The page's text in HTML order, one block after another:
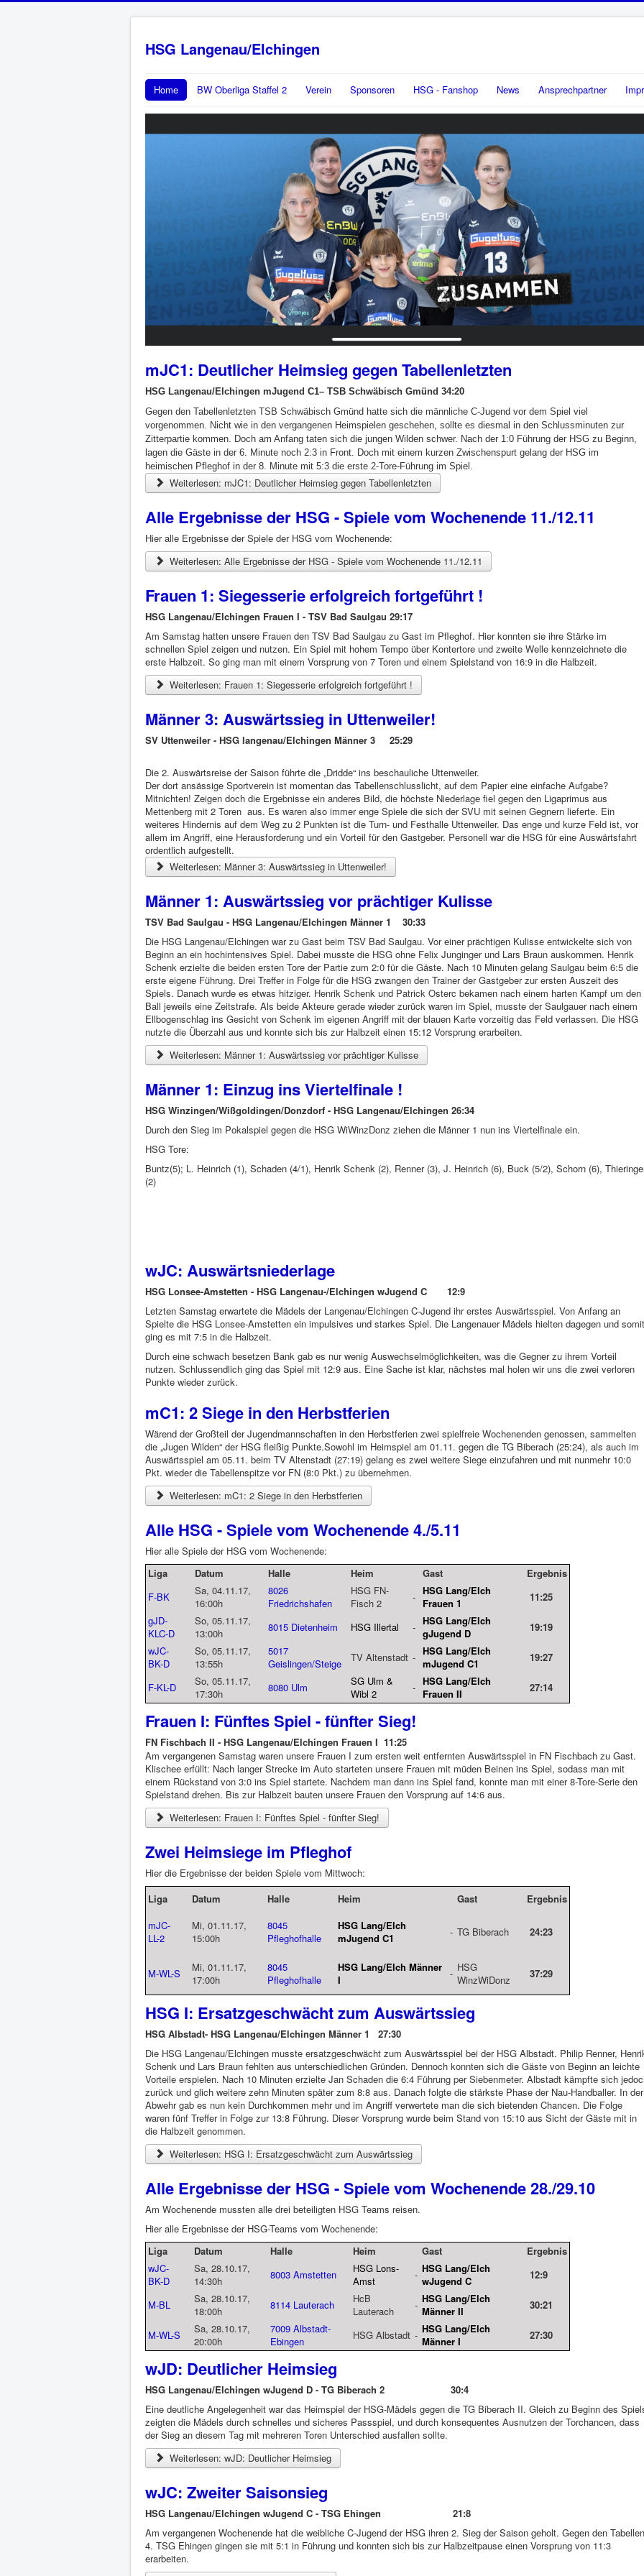
HSG Langenau/Elchingen
Home BW Oberliga Staffel 2 Verein Sponsoren HSG - Fanshop News Ansprechpartner
mJC1: Deutlicher Heimsieg gegen Tabellenletzten
HSG Langenau/Elchingen mJugend C1– TSB Schwäbisch Gmünd 34:20
Gegen den Tabellenletzten TSB Schwäbisch Gmünd hatte sich die männliche C-Jugend vor dem Spiel viel
vorgenommen. Nicht wie in den vergangenen Heimspielen geschehen, sollte es diesmal in den Schlussminuten zur
Zitterpartie kommen. Doch am Anfang taten sich die jungen Wilden schwer. Nach der 1:0 Führung der HSG zu Beginn,
lagen die Gäste in der 6. Minute noch 2:3 in Front. Doch mit einem kurzen Zwischenspurt gelang der HSG im
heimischen Pfleghof in der 8. Minute mit 5:3 die erste 2-Tore-Führung im Spiel.
Weiterlesen: mJC1: Deutlicher Heimsieg gegen Tabellenletzten
Alle Ergebnisse der HSG - Spiele vom Wochenende 11./12.11
Hier alle Ergebnisse der Spiele der HSG vom Wochenende:
Weiterlesen: Alle Ergebnisse der HSG - Spiele vom Wochenende 11./12.11
Frauen 1: Siegesserie erfolgreich fortgeführt !
HSG Langenau/Elchingen Frauen I - TSV Bad Saulgau 29:17
Am Samstag hatten unsere Frauen den TSV Bad Saulgau zu Gast im Pfleghof. Hier konnten sie ihre Stärke im
schnellen Spiel zeigen und nutzen. Ein Spiel mit hohem Tempo über Kontertore und zweite Welle kennzeichnete die
erste Halbzeit. So ging man mit einem Vorsprung von 7 Toren und einem Spielstand von 16:9 in die Halbzeit.
Weiterlesen: Frauen 1: Siegesserie erfolgreich fortgeführt !
Männer 3: Auswärtssieg in Uttenweiler!
SV Uttenweiler - HSG langenau/Elchingen Männer 3 25:29
Die 2. Auswärtsreise der Saison führte die „Dridde“ ins beschauliche Uttenweiler.
Der dort ansässige Sportverein ist momentan das Tabellenschlusslicht, auf dem Papier eine einfache Aufgabe?
Mitnichten! Zeigen doch die Ergebnisse ein anderes Bild, die höchste Niederlage fiel gegen den Ligaprimus aus
Mettenberg mit 2 Toren aus. Es waren also immer enge Spiele die sich der SVU mit seinen Gegnern lieferte. Ein
weiteres Hindernis auf dem Weg zu 2 Punkten ist die Turn- und Festhalle Uttenweiler. Das enge und kurze Feld ist, vor
allem im Angriff, eine Herausforderung und ein Vorteil für den Gastgeber. Personell war die HSG für eine Auswärtsfahrt
ordentlich aufgestellt.
Weiterlesen: Männer 3: Auswärtssieg in Uttenweiler!
Männer 1: Auswärtssieg vor prächtiger Kulisse
TSV Bad Saulgau - HSG Langenau/Elchingen Männer 1 30:33
Die HSG Langenau/Elchingen war zu Gast beim TSV Bad Saulgau. Vor einer prächtigen Kulisse entwickelte sich von
Beginn an ein hochintensives Spiel. Dabei musste die HSG ohne Felix Junginger und Lars Braun auskommen. Henrik
Schenk erzielte die beiden ersten Tore der Partie zum 2:0 für die Gäste. Nach 10 Minuten gelang Saulgau beim 6:5 die
erste eigene Führung. Drei Treffer in Folge für die HSG zwangen den Trainer der Gastgeber zur ersten Auszeit des
Spiels. Danach wurde es etwas hitziger. Henrik Schenk und Patrick Osterc bekamen nach einem harten Kampf um den
Ball jeweils eine Zeitstrafe. Als beide Akteure gerade wieder zurück waren im Spiel, musste der Saulgauer nach einem
Ellbogenschlag ins Gesicht von Schenk im eigenen Angriff mit der blauen Karte vorzeitig das Feld verlassen. Die HSG
nutzte die Überzahl aus und konnte sich bis zur Halbzeit einen 15:12 Vorsprung erarbeiten.
Weiterlesen: Männer 1: Auswärtssieg vor prächtiger Kulisse
Männer 1: Einzug ins Viertelfinale !
HSG Winzingen/Wißgoldingen/Donzdorf - HSG Langenau/Elchingen 26:34
Durch den Sieg im Pokalspiel gegen die HSG WiWinzDonz ziehen die Männer 1 nun ins Viertelfinale ein.
HSG Tore:
Buntz(5); L. Heinrich (1), Schaden (4/1), Henrik Schenk (2), Renner (3), J. Heinrich (6), Buck (5/2), Schorn (6),
(2)
wJC: Auswärtsniederlage
HSG Lonsee-Amstetten - HSG Langenau-/Elchingen wJugend C 12:9
Letzten Samstag erwartete die Mädels der Langenau/Elchingen C-Jugend ihr erstes Auswärtsspiel. Von Anfang an
Spielte die HSG Lonsee-Amstetten ein impulsives und starkes Spiel. Die Langenauer Mädels hielten dagegen und somit
ging es mit 7:5 in die Halbzeit.
Durch eine schwach besetzen Bank gab es nur wenig Auswechselmöglichkeiten, was die Gegner zu ihrem Vorteil
nutzen. Schlussendlich ging das Spiel mit 12:9 aus. Eine Sache ist klar, nächstes mal holen wir uns die zwei verloren
Punkte wieder zurück.
mC1: 2 Siege in den Herbstferien
Wärend der Großteil der Jugendmannschaften in den Herbstferien zwei spielfreie Wochenenden genossen, sammelten
die „Jugen Wilden“ der HSG fleißig Punkte.Sowohl im Heimspiel am 01.11. gegen die TG Biberach (25:24), als auch im
Auswärtsspiel am 05.11. beim TV Altenstadt (27:19) gelang es zwei weitere Siege einzufahren und mit nunmehr 10:0
Pkt. wieder die Tabellenspitze vor FN (8:0 Pkt.) zu übernehmen.
Weiterlesen: mC1: 2 Siege in den Herbstferien
Alle HSG - Spiele vom Wochenende 4./5.11
Hier alle Spiele der HSG vom Wochenende:
Liga
Datum Halle Heim Gast
Ergebnis
F-BK
Sa, 04.11.17,
16:00h
8026
Friedrichshafen
HSG FN-
Fisch 2
- HSG Lang/Elch
Frauen 1
11:25
gJD-
KLC-D
So, 05.11.17,
13:00h
8015 Dietenheim HSG Illertal - HSG Lang/Elch
gJugend D
19:19
wJC-
BK-D
So, 05.11.17,
13:55h
5017
Geislingen/Steige
TV Altenstadt - HSG Lang/Elch
mJugend C1
19:27
F-KL-D
So, 05.11.17,
17:30h
8080 Ulm
SG Ulm &
Wibl 2
- HSG Lang/Elch
Frauen II
27:14
Frauen I: Fünftes Spiel - fünfter Sieg!
FN Fischbach II - HSG Langenau/Elchingen Frauen I 11:25
Am vergangenen Samstag waren unsere Frauen I zum ersten weit entfernten Auswärtsspiel in FN Fischbach zu Gast.
Klischee erfüllt: Nach langer Strecke im Auto starteten unsere Frauen mit müden Beinen ins Spiel, sodass man mit
einem Rückstand von 3:0 ins Spiel startete. Nachdem man dann ins Spiel fand, konnte man mit einer 8-Tore-Serie den
Spielstand drehen. Bis zur Halbzeit bauten unsere Frauen den Vorsprung auf 14:6 aus.
Weiterlesen: Frauen I: Fünftes Spiel - fünfter Sieg!
Zwei Heimsiege im Pfleghof
Hier die Ergebnisse der beiden Spiele vom Mittwoch:
Liga
Datum Halle Heim Gast
Ergebnis
mJC-
LL-2
Mi, 01.11.17,
15:00h
8045
Pfleghofhalle
HSG Lang/Elch
mJugend C1
- TG Biberach 24:23
M-WL-S
Mi, 01.11.17,
17:00h
8045
Pfleghofhalle
HSG Lang/Elch Männer
I
- HSG
WinzWiDonz
37:29
HSG I: Ersatzgeschwächt zum Auswärtssieg
HSG Albstadt- HSG Langenau/Elchingen Männer 1 27:30
Die HSG Langenau/Elchingen musste ersatzgeschwächt zum Auswärtsspiel bei der HSG Albstadt. Philip Renner,
Schenk und Lars Braun fehlten aus unterschiedlichen Gründen. Dennoch konnten sich die Gäste von Beginn an leichte
Vorteile erspielen. Nach 10 Minuten erzielte Jan Schaden die 6:4 Führung per Siebenmeter. Albstadt kämpfte sich
zurück und glich weitere zehn Minuten später zum 8:8 aus. Danach folgte die stärkste Phase der Nau-Handballer. In der
Abwehr gab es nun kein Durchkommen mehr und im Angriff verwertete man die sich bietenden Chancen. Die Folge
waren fünf Treffer in Folge zur 13:8 Führung. Dieser Vorsprung wurde beim Stand von 15:10 aus Sicht der Gäste mit in
die Halbzeit genommen.
Weiterlesen: HSG I: Ersatzgeschwächt zum Auswärtssieg
Alle Ergebnisse der HSG - Spiele vom Wochenende 28./29.10
Am Wochenende mussten alle drei beteiligten HSG Teams reisen.
Hier alle Ergebnisse der HSG-Teams vom Wochenende:
Liga
Datum Halle Heim Gast
Ergebnis
wJC-
BK-D
Sa, 28.10.17,
14:30h
8003 Amstetten
HSG Lons-
Amst
- HSG Lang/Elch
wJugend C
12:9
M-BL
Sa, 28.10.17,
18:00h
8114 Lauterach
HcB
Lauterach
- HSG Lang/Elch
Männer II
30:21
M-WL-S
Sa, 28.10.17,
20:00h
7009 Albstadt-
Ebingen
HSG Albstadt - HSG Lang/Elch
Männer I
27:30
wJD: Deutlicher Heimsieg
HSG Langenau/Elchingen wJugend D - TG Biberach 2 30:4
Eine deutliche Angelegenheit war das Heimspiel der HSG-Mädels gegen die TG Biberach II. Gleich zu Beginn des
zeigten die Mädels durch schnelles und sicheres Passspiel, und durch konsequentes Ausnutzen der Torchancen, dass
der Sieg an diesem Tag mit mehreren Toren Unterschied ausfallen sollte.
Weiterlesen: wJD: Deutlicher Heimsieg
wJC: Zweiter Saisonsieg
HSG Langenau/Elchingen wJugend C - TSG Ehingen 21:8
Am vergangenen Wochenende hat die weibliche C-Jugend der HSG ihren 2. Sieg der Saison geholt. Gegen den Tabellen
4. TSG Ehingen gingen sie mit 5:1 in Führung und konnten sich bis zur Halbzeitpause einen Vorsprung von 11:3
erarbeiten.